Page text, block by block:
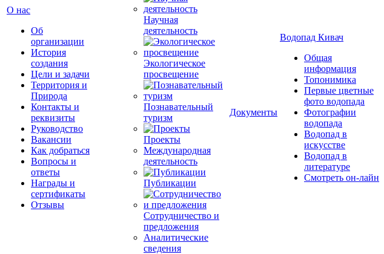
О нас
Об
организации
История
создания
Цели и задачи
Территория и
Природа
Контакты и
реквизиты
Руководство
Вакансии
Как добраться
Вопросы и
ответы
Награды и
сертификаты
Отзывы
Научная
деятельность
Экологическое
просвещение
Познавательный
туризм
Проекты
Международная
деятельность
Публикации
Сотрудничество и
предложения
Аналитические
сведения
Документы
Водопад Кивач
Общая
информация
Топонимика
Первые цветные
фото водопада
Фотографии
водопада
Водопад в
искусстве
Водопад в
литературе
Смотреть он-лайн